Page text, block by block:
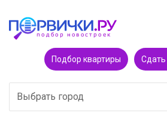
Подбор квартиры Сдать
Выбрать город